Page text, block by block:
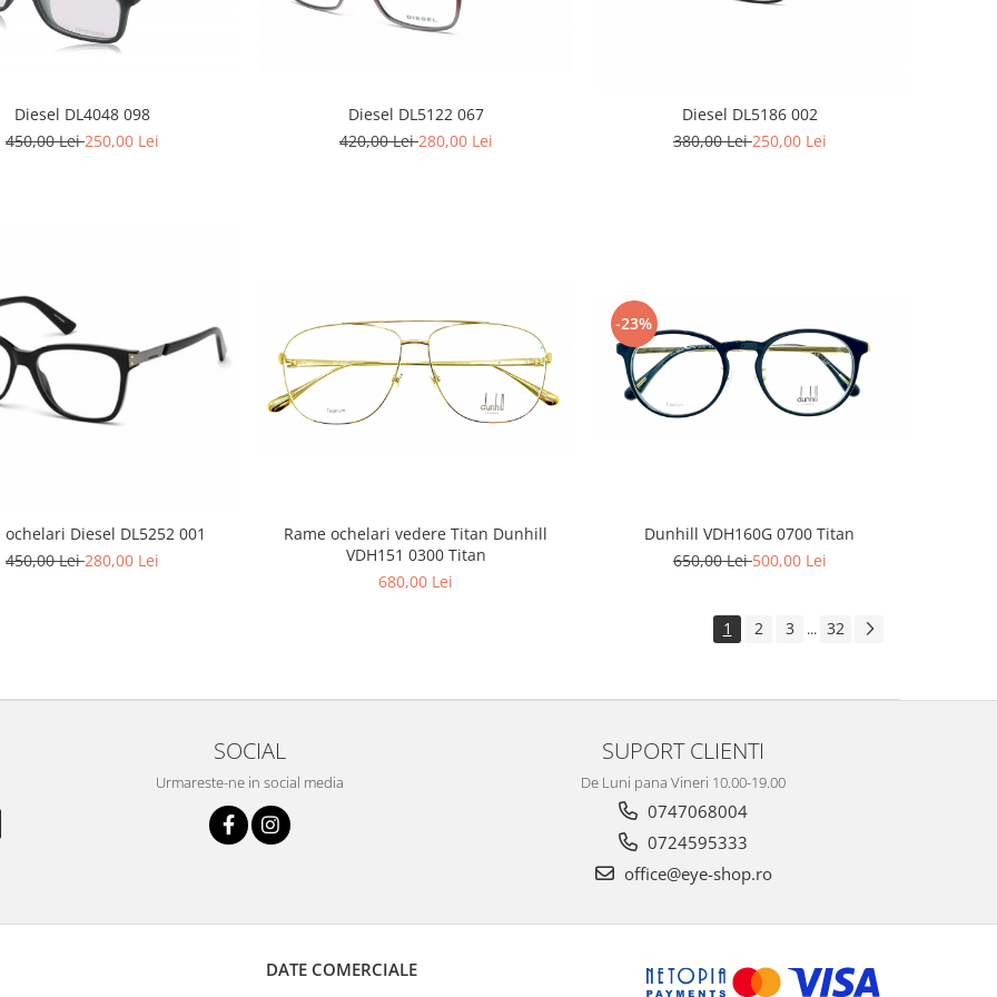
Diesel DL4048 098
450,00 Lei250,00 Lei
Diesel DL5122 067
420,00 Lei280,00 Lei
Diesel DL5186 002
380,00 Lei250,00 Lei
ochelari Diesel DL5252 001
450,00 Lei280,00 Lei
Rame ochelari vedere Titan Dunhill
VDH151 0300 Titan
680,00 Lei
-23%
Dunhill VDH160G 0700 Titan
650,00 Lei500,00 Lei
1 2 3 ... 32
SOCIAL
Urmareste-ne in social media
SUPORT CLIENTI
De Luni pana Vineri 10.00-19.00
0747068004
0724595333
office@eye-shop.ro
DATE COMERCIALE